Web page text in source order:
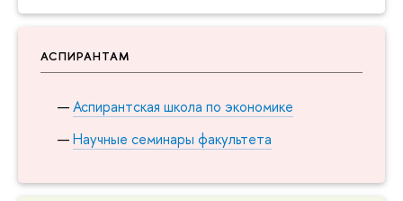
АСПИРАНТАМ
Аспирантская школа по экономике
Научные семинары факультета